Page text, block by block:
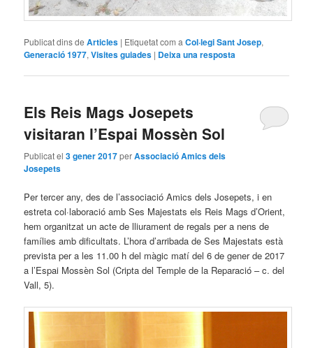
Publicat dins de Articles | Etiquetat com a Col·legi Sant Josep,
Generació 1977,Visites guiades | Deixa una resposta
Els Reis Mags Josepets
visitaran l’Espai Mossèn Sol
Publicat el3 gener 2017perAssociació Amics dels
Josepets
Per tercer any, des de l’associació Amics dels Josepets, i en
estreta col·laboració amb Ses Majestats els Reis Mags d’Orient,
hem organitzat un acte de lliurament de regals per a nens de
famílies amb dificultats. L’hora d’arribada de Ses Majestats està
prevista per a les 11.00 h del màgic matí del 6 de gener de 2017
a l’Espai Mossèn Sol (Cripta del Temple de la Reparació – c. del
Vall, 5).